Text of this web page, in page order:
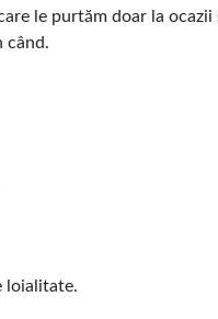
le purtăm doar la
când.
loialitate.